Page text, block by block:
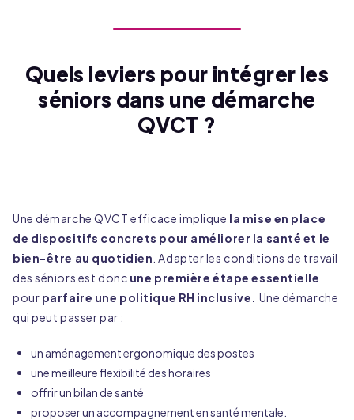
Quels leviers pour intégrer les
séniors dans une démarche
QVCT ?
Une démarche QVCT efficace implique la mise en place
de dispositifs concrets pour améliorer la santé et le
bien-être au quotidien . Adapter les conditions de travail
des séniors est donc une première étape essentielle
pour parfaire une politique RH inclusive. Une démarche
qui peut passer par :
un aménagement ergonomique des postes
une meilleure flexibilité des horaires
offrir un bilan de santé
proposer un accompagnement en santé mentale.